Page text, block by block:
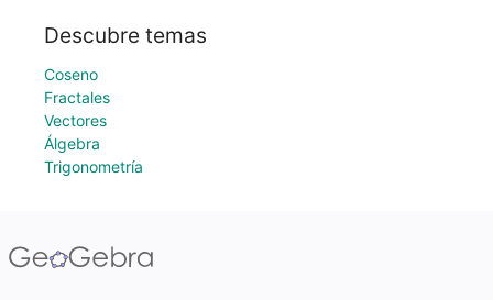
Descubre temas
Coseno
Fractales
Vectores
Álgebra
Trigonometría